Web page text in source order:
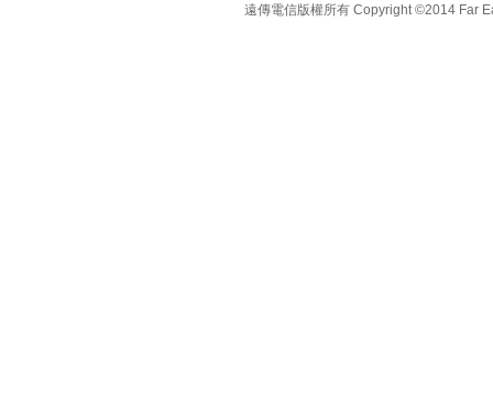
遠傳電信版權所有 Copyright ©2014 Far